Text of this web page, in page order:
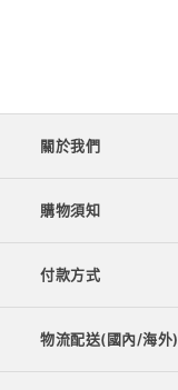
關於我們
購物須知
付款方式
物流配送(國內/海外)